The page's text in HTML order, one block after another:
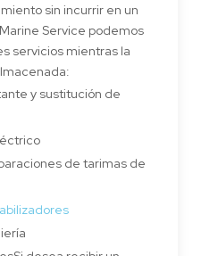
sin incurrir en un
Service podemos
servicios mientras la
y sustitución de
de tarimas de